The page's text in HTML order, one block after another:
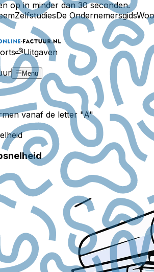
op in minder dan 30 seconden.
ZelfstudiesDe Ondernemersgids
Uitgaven
Menu
vanaf de letter "A"